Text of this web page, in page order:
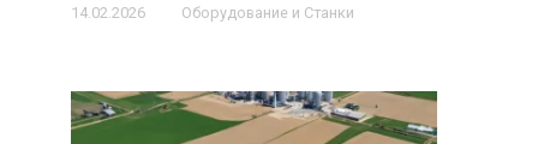
14.02.2026 Оборудование и Станки